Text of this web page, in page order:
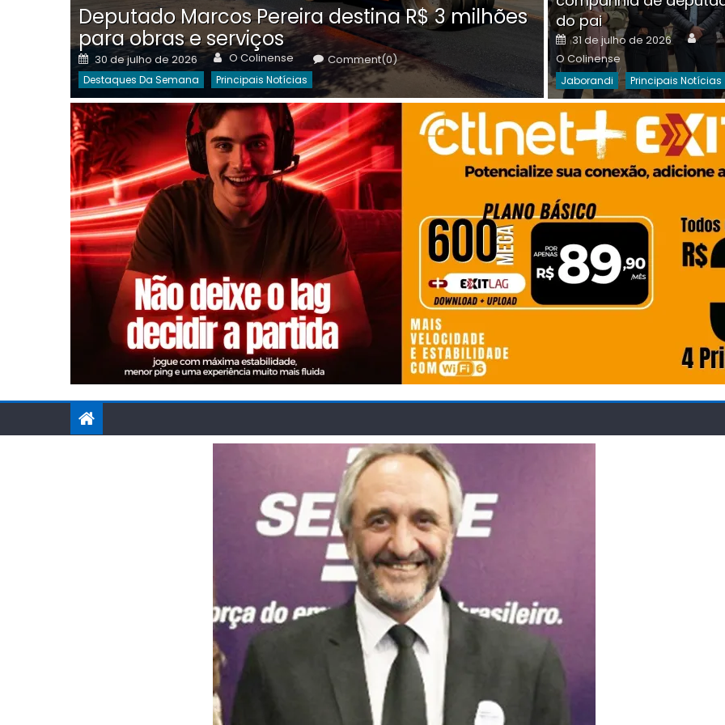
Deputado Marcos Pereira destina R$ 3 milhões
para obras e serviços
Posted
on
30 de julho de 2026 Author
O Colinense Comment(0)
Destaques Da Semana Principais Notícias
on
30 de julho de 2026 O
Destaques Da Semana
do pai
Posted
on
31 de julho de 2026
O Colinense
Jaborandi Principais Notícias